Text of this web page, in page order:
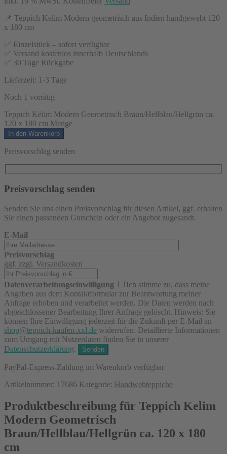
📌 Teppich Kelim Modern geometrisch aus Indien handgewebt 120
x 180 cm
✅ Einzelstück – sofort verfügbar
✅ Versand kostenlos innerhalb Deutschlands
✅ 30 Tage Rückgabe
Lieferzeit: 1-3 Tage
Noch 1 vorrätig
Teppich Kelim Modern Geometrisch Braun/Hellblau/Hellgrün ca.
120 x 180 cm Menge
In den Warenkorb
Preisvorschlag senden
Preisvorschlag senden
Senden Sie uns einen Preisvorschlag für diesen Artikel, ggf. erhalten
Sie einen passenden Gutschein oder ein Angebot zugesandt.
E-Mail
Preisvorschlag
ggf. zzgl. Versandkosten
Datenverarbeitungseinwilligung
Ich stimme zu, dass meine
Angaben aus dem Kontaktformular zur Beantwortung meiner
Anfrage erhoben und verarbeitet werden. Die Daten werden nach
abgeschlossener Bearbeitung Ihrer Anfrage gelöscht. Hinweis: Sie
können Ihre Einwilligung jederzeit für die Zukunft per E-Mail an
shop@teppich-kaufen-xxl.de widerrufen. Detaillierte Informationen
zum Umgang mit Nutzerdaten finden Sie in unserer
Datenschutzerklärung.
PayPal-Express-Zahlung im Warenkorb verfügbar
Artikelnummer: 17686 Kategorie: Handwebteppiche
Produktbeschreibung für Teppich Kelim
Modern Geometrisch
Braun/Hellblau/Hellgrün ca. 120 x 180
cm